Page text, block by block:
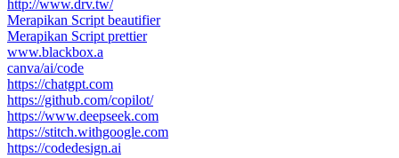
http://www.drv.tw/
Merapikan Script beautifier
Merapikan Script prettier
www.blackbox.a
canva/ai/code
https://chatgpt.com
https://github.com/copilot/
https://www.deepseek.com
https://stitch.withgoogle.com
https://codedesign.ai